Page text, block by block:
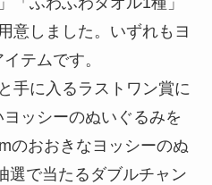
意しました。いずれもヨ
テムです。
手に入るラストワン賞に
ッシーのぬいぐるみを
のおおきなヨッシーのぬ
選で当たるダブルチャン